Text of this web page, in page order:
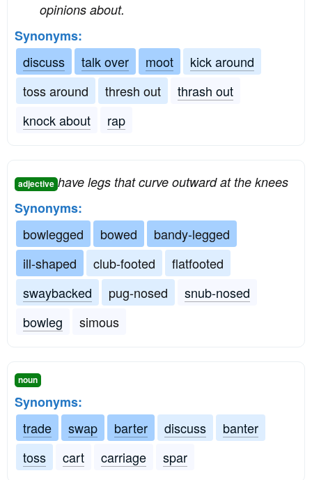
opinions about.
Synonyms:
discuss
talk over moot
kick around
toss around
thresh out
thrash out
knock about
rap
adjective have legs that curve outward at the knees
Synonyms:
bowlegged
bowed
bandy-legged
ill-shaped
club-footed
flatfooted
swaybacked
pug-nosed
snub-nosed
bowleg
simous
noun
Synonyms:
trade
swap barter discuss
banter
toss
cart carriage spar